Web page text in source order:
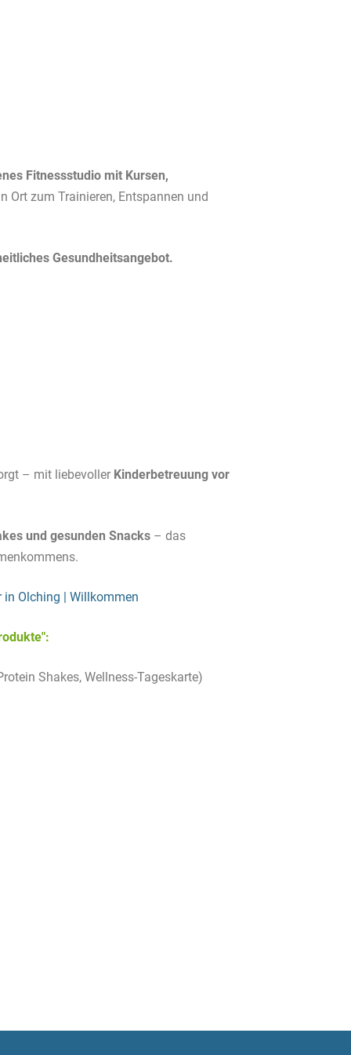
Fitnessstudio mit Kursen,
Ort zum Trainieren, Entspannen und
Gesundheitsangebot.
– mit liebevoller Kinderbetreuung vor
und gesunden Snacks– das
in Olching | Willkommen
Shakes, Wellness-Tageskarte)